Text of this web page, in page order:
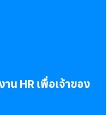
น HR เพื่อเจ้าของ